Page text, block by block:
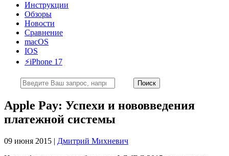
Инструкции
Обзоры
Новости
Сравнение
macOS
IOS
⚡️iPhone 17
Apple Pay: Успехи и нововведения
платежной системы
09 июня 2015 | Дмитрий Михневич